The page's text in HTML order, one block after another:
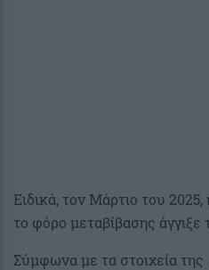
Ειδικά, τον Μάρτιο του
το φόρο μεταβίβασης άγγιξε
Σύμφωνα με τα στοιχεία